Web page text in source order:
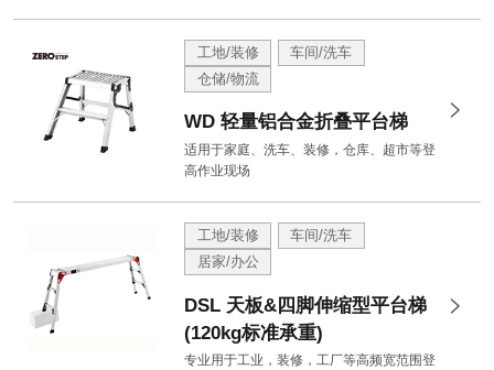
工地/装修
车间/洗车
仓储/物流
WD 轻量铝合金折叠平台梯
适用于家庭、洗车、装修，仓库、超市等登
高作业现场
工地/装修
车间/洗车
居家/办公
DSL 天板&四脚伸缩型平台梯
(120kg标准承重)
专业用于工业，装修，工厂等高频宽范围登